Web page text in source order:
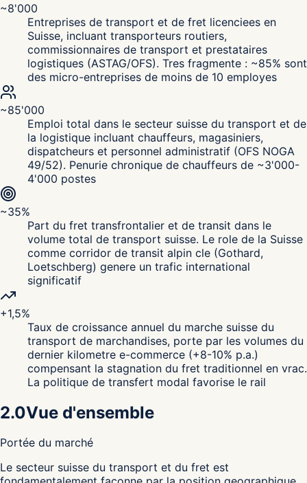
~8'000
Entreprises de transport et de fret licenciees en
Suisse, incluant transporteurs routiers,
commissionnaires de transport et prestataires
logistiques (ASTAG/OFS). Tres fragmente : ~85% sont
des micro-entreprises de moins de 10 employes
~85'000
Emploi total dans le secteur suisse du transport et de
la logistique incluant chauffeurs, magasiniers,
dispatcheurs et personnel administratif (OFS NOGA
49/52). Penurie chronique de chauffeurs de ~3'000-
4'000 postes
~35%
Part du fret transfrontalier et de transit dans le
volume total de transport suisse. Le role de la Suisse
comme corridor de transit alpin cle (Gothard,
Loetschberg) genere un trafic international
significatif
+1,5%
Taux de croissance annuel du marche suisse du
transport de marchandises, porte par les volumes du
dernier kilometre e-commerce (+8-10% p.a.)
compensant la stagnation du fret traditionnel en vrac.
La politique de transfert modal favorise le rail
2.0Vue d'ensemble
Portée du marché
Le secteur suisse du transport et du fret est